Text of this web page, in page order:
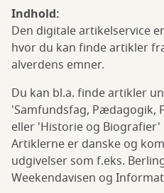
Indhold:
Den digitale artikelservice
hvor du kan finde artikler
alverdens emner.
Du kan bl.a. finde artikler
'Samfundsfag, Pædagogik,
eller 'Historie og Biografier'
Artiklerne er danske og
udgivelser som f.eks.
Weekendavisen og